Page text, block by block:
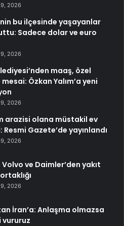
2026
bu ilçesinde yaşayanlar
Sadece dolar ve euro
2026
maaş, özel
Özkan Yalım’a yeni
2026
arazisi olana müstakil ev
Resmi Gazete’de yayınlandı
2026
ve Daimler’den yakıt
2026
İran’a: Anlaşma olmazsa